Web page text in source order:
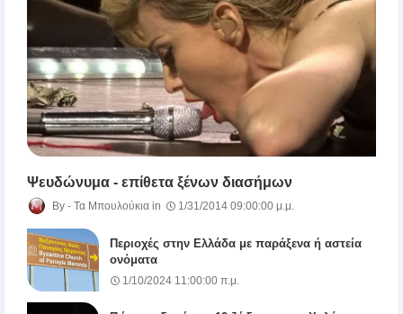
Ψευδώνυμα - επίθετα ξένων διασήμων
Τα Μπουλούκια 1/31/2014 09:00:00 μ.μ.
Περιοχές στην Ελλάδα με παράξενα ή αστεία
ονόματα
1/10/2024 11:00:00 π.μ.